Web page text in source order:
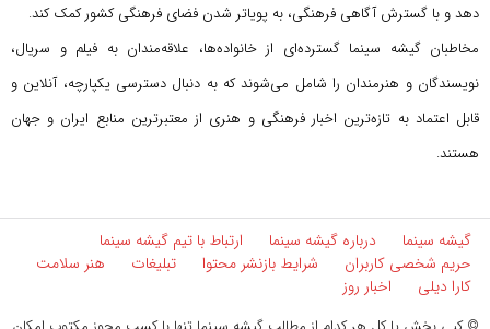
دهد و با گسترش آگاهی فرهنگی، به پویاتر شدن فضای فرهنگی کشور کمک کند.
مخاطبان گیشه سینما گسترده‌ای از خانواده‌ها، علاقه‌مندان به فیلم و سریال،
نویسندگان و هنرمندان را شامل می‌شوند که به دنبال دسترسی یکپارچه، آنلاین و
قابل اعتماد به تازه‌ترین اخبار فرهنگی و هنری از معتبرترین منابع ایران و جهان
هستند.
گیشه سینما درباره گیشه سینما
ارتباط با تیم گیشه سینما
حریم شخصی کاربران
شرایط بازنشر محتوا تبلیغات
هنر سلامت
کارا دیلی
اخبار روز